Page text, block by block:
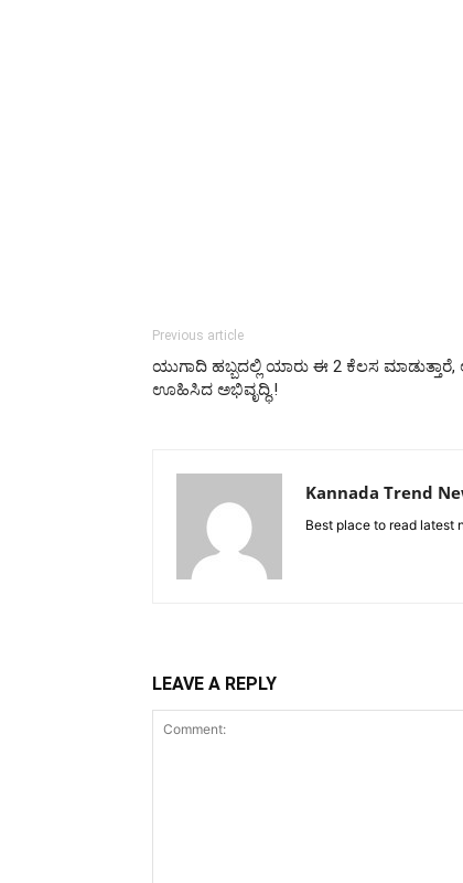
Previous article
ಯುಗಾದಿ ಹಬ್ಬದಲ್ಲಿ ಯಾರು ಈ 2 ಕೆಲಸ
ಊಹಿಸಿದ ಅಭಿವೃದ್ಧಿ.!
Kannada Trend
Best place to read latest
LEAVE A REPLY